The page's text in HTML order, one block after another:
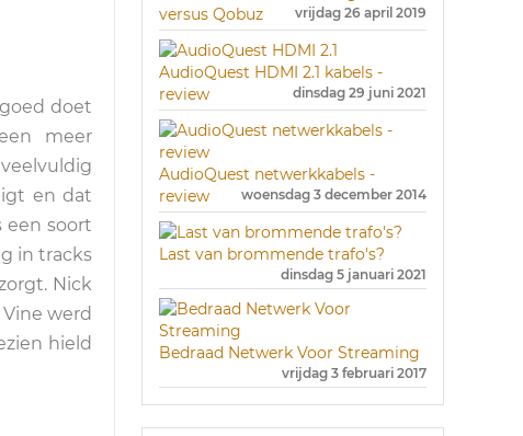
doet
meer
en dat
een soort
in tracks
Nick
werd
hield
versus Qobuz
vrijdag 26 april 2019
AudioQuest HDMI 2.1 kabels -
review
dinsdag 29 juni 2021
AudioQuest netwerkkabels -
review
woensdag 3 december 2014
Last van brommende trafo's?
dinsdag 5 januari 2021
Bedraad Netwerk Voor Streaming
vrijdag 3 februari 2017